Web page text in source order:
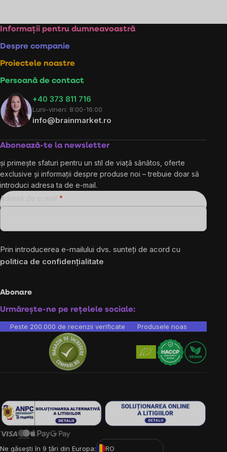
listărilor
Subsol
Informații pentru dumneavoastră
Despre companie
Proiectele noastre
Persoană de contact
+40 373 811 716
Luni-vineri: 8:00-16:00
info@brainmarket.ro
Abonează-te la newsletter
și primește sfaturi pentru un stil de viață sănătos, oferte
exclusive și informații despre produse noi – trebuie doar să
introduci adresa ta de e-mail.
Adresă de e-mail
Prin introducerea e-mailului dvs. sunteți de acord cu
politica de confidențialitate
Abonare
Urmărește-ne pe rețelele sociale:
Peste 200.000 de recenzii verificate Produsele noastre sunt
Ne găsești în 9 țări din Europa: RO